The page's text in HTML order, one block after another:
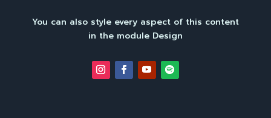
You can also style every aspect of this content
in the module Design